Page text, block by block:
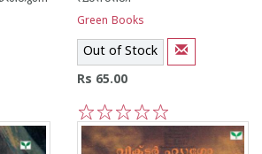
Green Books
Out of Stock
Rs 65.00
5
4
3
2
1